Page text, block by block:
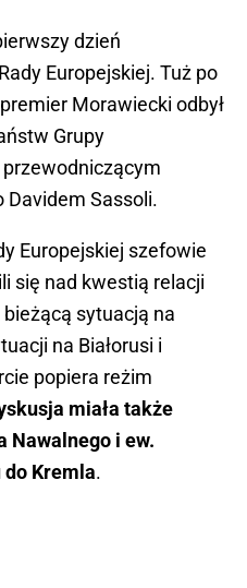
dzień
Europejskiej. Tuż po
Morawiecki odbył
Grupy
Davidem Sassoli.
Europejskiej szefowie
się nad kwestią relacji
bieżącą sytuacją na
na Białorusi i
popiera reżim
miała także
Nawalnego i ew.
Kremla.